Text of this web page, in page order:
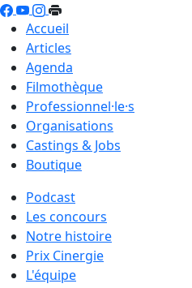
Accueil
Articles
Agenda
Filmothèque
Professionnel·le·s
Organisations
Castings & Jobs
Boutique
Podcast
Les concours
Notre histoire
Prix Cinergie
L'équipe